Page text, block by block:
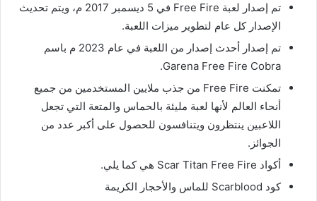
تم إصدار لعبة Free Fire في 5 ديسمبر 2017 م، ويتم تحديث
الإصدار كل عام لتطوير ميزات اللعبة.
تم إصدار أحدث إصدار من اللعبة في عام 2023 م باسم
Garena Free Fire Cobra.
تمكنت Free Fire من جذب ملايين المستخدمين من جميع
أنحاء العالم لأنها لعبة مليئة بالحماس والمتعة التي تجعل
اللاعبين ينتظرون ويتنافسون للحصول على أكبر عدد من
الجوائز.
أكواد Scar Titan Free Fire هي كما يلي.
كود Scarblood للماس والأحجار الكريمة